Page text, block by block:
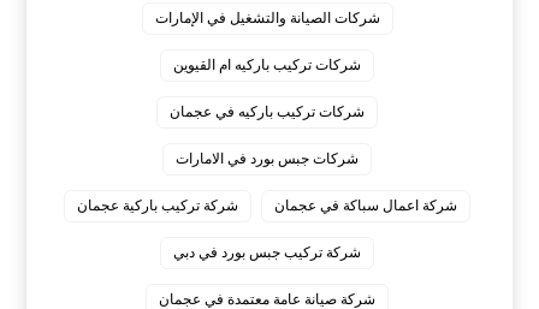
شركات الصيانة والتشغيل في الإمارات
شركات تركيب باركيه ام القيوين
شركات تركيب باركيه في عجمان
شركات جبس بورد في الامارات
شركة اعمال سباكة في عجمان شركة تركيب باركية عجمان
شركة تركيب جبس بورد في دبي
شركة صيانة عامة معتمدة في عجمان